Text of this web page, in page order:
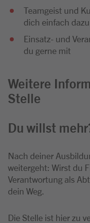
Teamgeist und
dich einfach dazu
Einsatz- und
du gerne mit
Weitere
Stelle
Du willst
Nach deiner
weitergeht: Wirst du
Verantwortung als
dein Weg.
Die Stelle ist hier zu